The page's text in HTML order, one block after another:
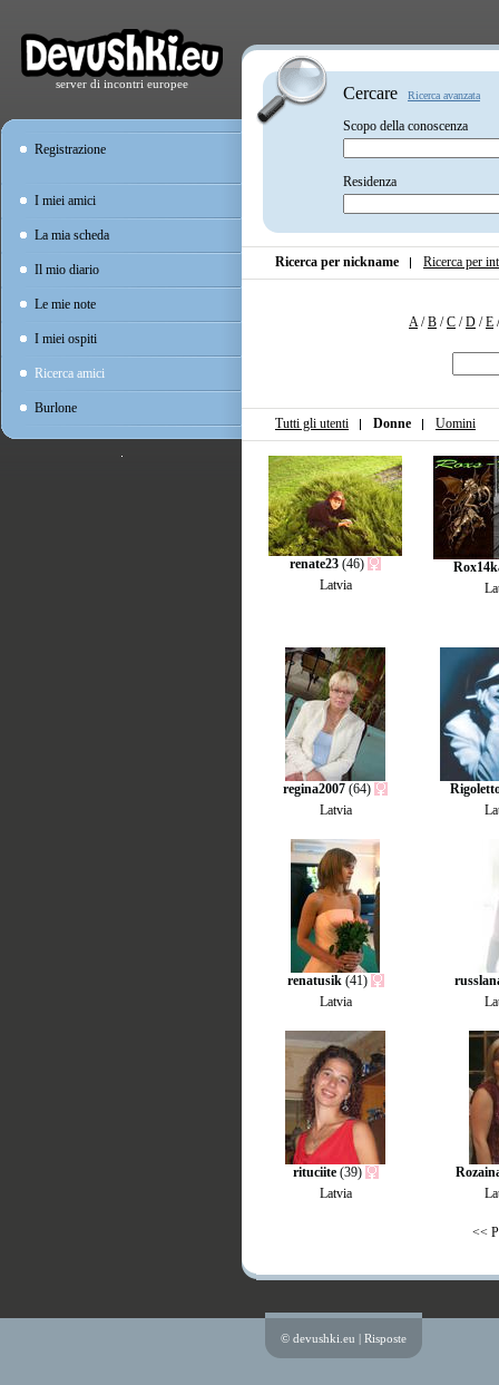
server di incontri europee
Registrazione
I miei amici
La mia scheda
Il mio diario
Le mie note
I miei ospiti
Ricerca amici
Burlone
Cercare Ricerca avanzata
Scopo della conoscenza
Residenza
Ricerca per nickname Ricerca per
A/B /C /D /E
Tutti gli utenti Donne Uomini
renate23 (46)
Latvia
regina2007 (64)
Latvia
renatusik(41)
Latvia
rituciite(39)
Latvia
<<
© devushki.eu | Risposte